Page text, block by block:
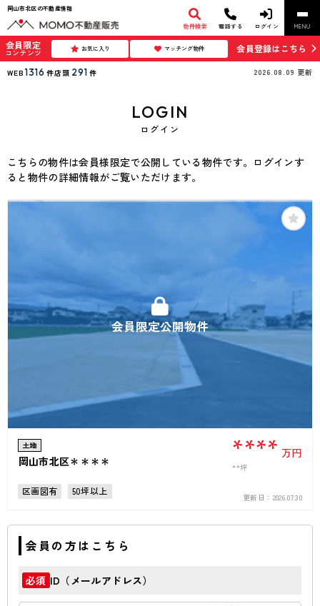
岡山市北区の不動産情報
物件検索 電話する ログイン MENU
会員限定
コンテンツ お気に入り マッチング物件 会員登録はこちら
WEB 1316 件店頭 291 件 2026.08.09 更新
LOGIN
ログイン
こちらの物件は会員様限定で公開している物件です。ログインす
ると物件の詳細情報がご覧いただけます。
会員限定公開物件
土地
岡山市北区＊＊＊＊ **** 万円
**坪
区画図有 50坪以上
更新日： 2026.07.30
会員の方はこちら
必須 ID（メールアドレス）